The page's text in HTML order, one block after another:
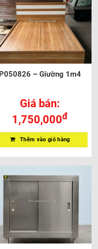
P050826 – Giường 1m4
Giá bán:
1,750,000đ
Thêm vào giỏ hàng